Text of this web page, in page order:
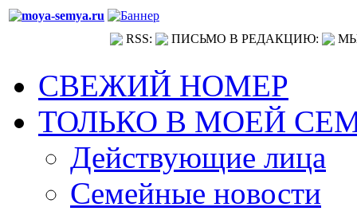
RSS: ПИСЬМО В РЕДАКЦИЮ:
СВЕЖИЙ НОМЕР
ТОЛЬКО В МОЕЙ
Действующие лица
Семейные новости